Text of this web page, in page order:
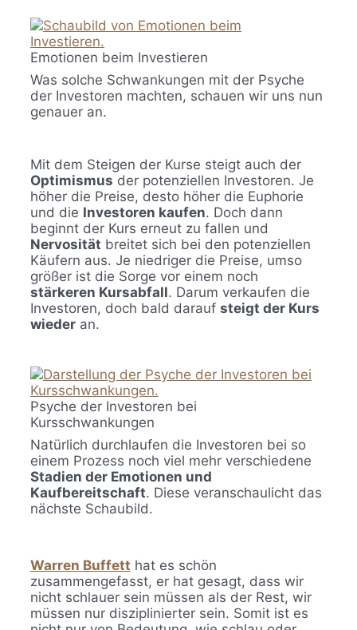
Emotionen beim Investieren
Was solche Schwankungen mit der Psyche
der Investoren machten, schauen wir uns nun
genauer an.
Mit dem Steigen der Kurse steigt auch der
Optimismus der potenziellen Investoren. Je
höher die Preise, desto höher die Euphorie
und die Investoren kaufen. Doch dann
beginnt der Kurs erneut zu fallen und
Nervosität breitet sich bei den potenziellen
Käufern aus. Je niedriger die Preise, umso
größer ist die Sorge vor einem noch
stärkeren Kursabfall. Darum verkaufen die
Investoren, doch bald darauf steigt der Kurs
wieder an.
Psyche der Investoren bei
Kursschwankungen
Natürlich durchlaufen die Investoren bei so
einem Prozess noch viel mehr verschiedene
Stadien der Emotionen und
Kaufbereitschaft. Diese veranschaulicht das
nächste Schaubild.
Warren Buffett hat es schön
zusammengefasst, er hat gesagt, dass wir
nicht schlauer sein müssen als der Rest, wir
müssen nur disziplinierter sein. Somit ist es